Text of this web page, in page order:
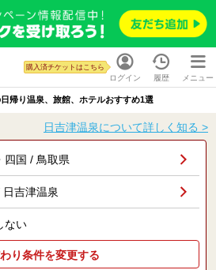
ログイン
購入済チケットはこちら
履歴 メニュー
帰り温泉、旅館、ホテルおすすめ1選
日吉津温泉について詳しく知る >
四国 / 鳥取県
日吉津温泉
ない
り条件を変更する